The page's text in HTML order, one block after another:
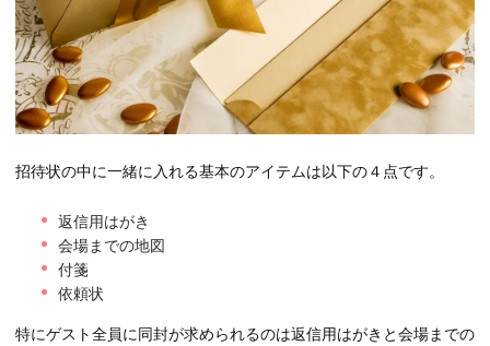
招待状の中に一緒に入れる基本のアイテムは以下の４点です。
返信用はがき
会場までの地図
付箋
依頼状
特にゲスト全員に同封が求められるのは返信用はがきと会場までの